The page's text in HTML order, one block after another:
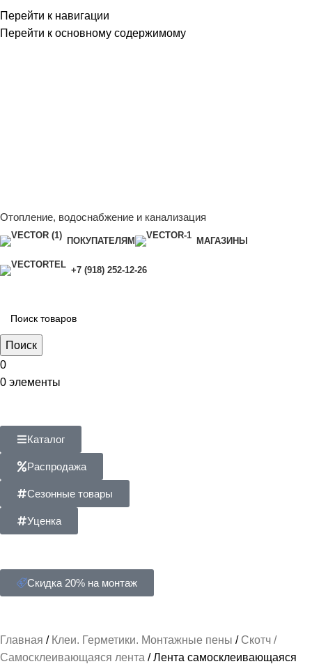
Перейти к навигации
Перейти к основному содержимому
Отопление, водоснабжение и канализация
ПОКУПАТЕЛЯМ МАГАЗИНЫ
+7 (918) 252-12-26
Поиск
0
0 элементы
Каталог
Распродажа
Сезонные товары
Уценка
Скидка 20% на монтаж
Главная Клеи. Герметики. Монтажные пены
Скотч /
Самосклеивающаяся лента
Лента самосклеивающаяся